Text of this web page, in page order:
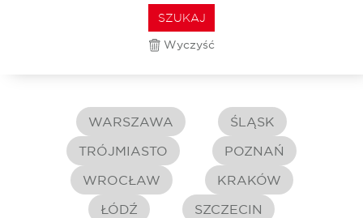
SZUKAJ
Wyczyść
WARSZAWA
ŚLĄSK
TRÓJMIASTO
POZNAŃ
WROCŁAW
KRAKÓW
ŁÓDŹ
SZCZECIN